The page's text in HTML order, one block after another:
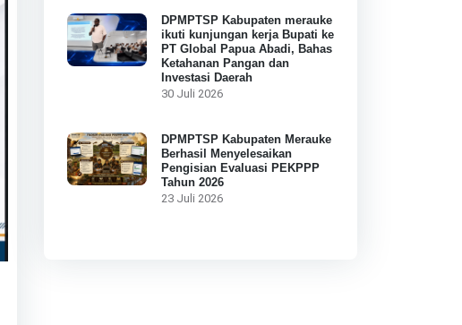
DPMPTSP Kabupaten merauke
ikuti kunjungan kerja Bupati ke
PT Global Papua Abadi, Bahas
Ketahanan Pangan dan
Investasi Daerah
30 Juli 2026
DPMPTSP Kabupaten Merauke
Berhasil Menyelesaikan
Pengisian Evaluasi PEKPPP
Tahun 2026
23 Juli 2026